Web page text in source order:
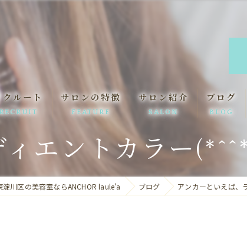
クルート
日の流れ
サロンの特徴
FEATURE
髪質改善
駅近
サロン紹介
SALON
ANCHOR
ANCHOR laule'a
ブログ
BLOG
エントカラー
淀川区の美容室ならANCHOR laule'a ブログ アンカーといえば、